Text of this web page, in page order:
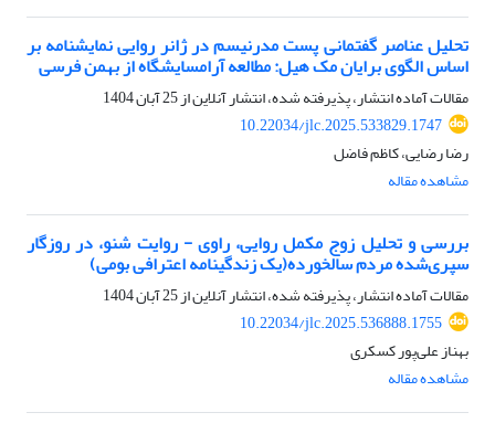
تحلیل عناصر گفتمانی پست مدرنیسم در ژانر روایی نمایشنامه بر
اساس الگوی برایان مک هیل: مطالعه آرامسایشگاه از بهمن فرسی
مقالات آماده انتشار، پذیرفته شده، انتشار آنلاین از25 آبان 1404
10.22034/jlc.2025.533829.1747
رضا رضایی، کاظم فاضل
مشاهده مقاله
بررسی و تحلیل زوج مکمل روایی، راوی - روایت شنو، در روزگار
سپری‌شده مردم سالخورده(یک زندگینامه اعترافی بومی)
مقالات آماده انتشار، پذیرفته شده، انتشار آنلاین از25 آبان 1404
10.22034/jlc.2025.536888.1755
بهناز علی‌پور کسکری
مشاهده مقاله